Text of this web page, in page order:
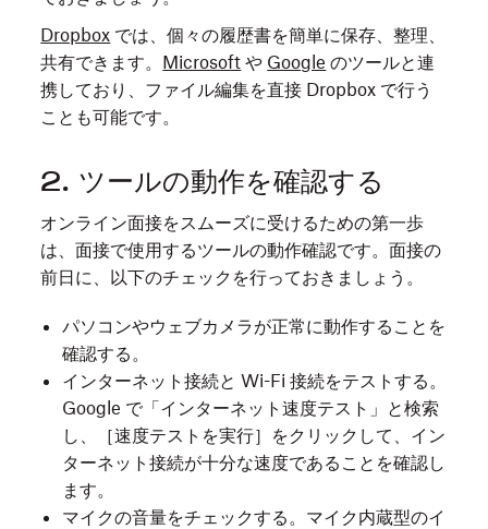
Dropbox では、個々の履歴書を簡単に保存、整理、
共有できます。 Microsoft や Google のツールと連
携しており、ファイル編集を直接 Dropbox で行う
ことも可能です。
2. ツールの動作を確認する
オンライン面接をスムーズに受けるための第一歩
は、面接で使用するツールの動作確認です。面接の
前日に、以下のチェックを行っておきましょう。
パソコンやウェブカメラが正常に動作することを
確認する。
インターネット接続と Wi-Fi 接続をテストする。
Google で「インターネット速度テスト」と検索
し、［速度テストを実行］をクリックして、イン
ターネット接続が十分な速度であることを確認し
ます。
マイクの音量をチェックする。マイク内蔵型のイ